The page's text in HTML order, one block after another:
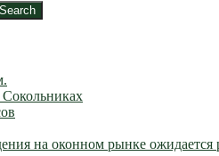
на оконном рынке ожидается